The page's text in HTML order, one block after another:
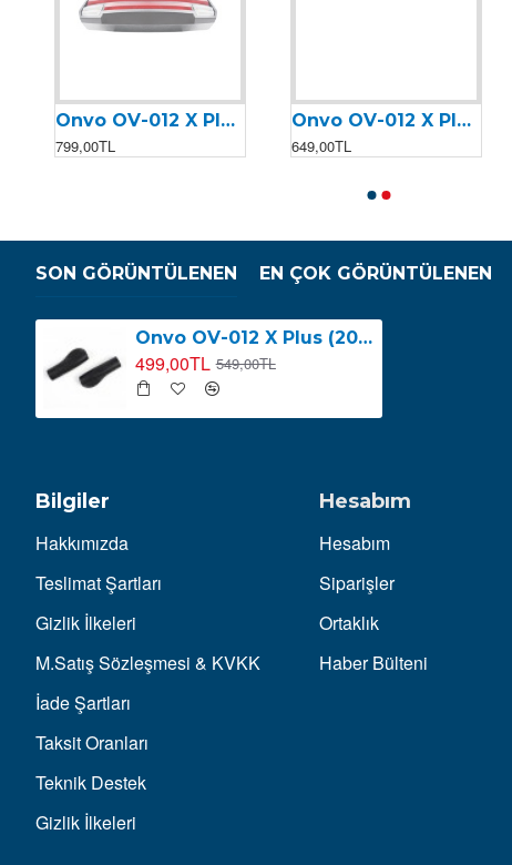
Onvo OV-012 X Plus (2023) Arka Stop
799,00TL
Onvo OV-012 X Plus (2023) Fren Diski (140mm)
649,00TL
Onvo Ov-006 Motor Kontrolcüsü (Beyin)
2.499,00TL
Onvo OV-007 Motor Kontrolcüsü (Beyin)
2.199,00TL
SON GÖRÜNTÜLENEN EN ÇOK GÖRÜNTÜLENEN
Onvo OV-012 X Plus (2023) Elcik (Çift)
499,00TL 549,00TL
Bilgiler
Hakkımızda
Teslimat Şartları
Gizlik İlkeleri
M.Satış Sözleşmesi & KVKK
İade Şartları
Taksit Oranları
Teknik Destek
Gizlik İlkeleri
Hesabım
Hesabım
Siparişler
Ortaklık
Haber Bülteni